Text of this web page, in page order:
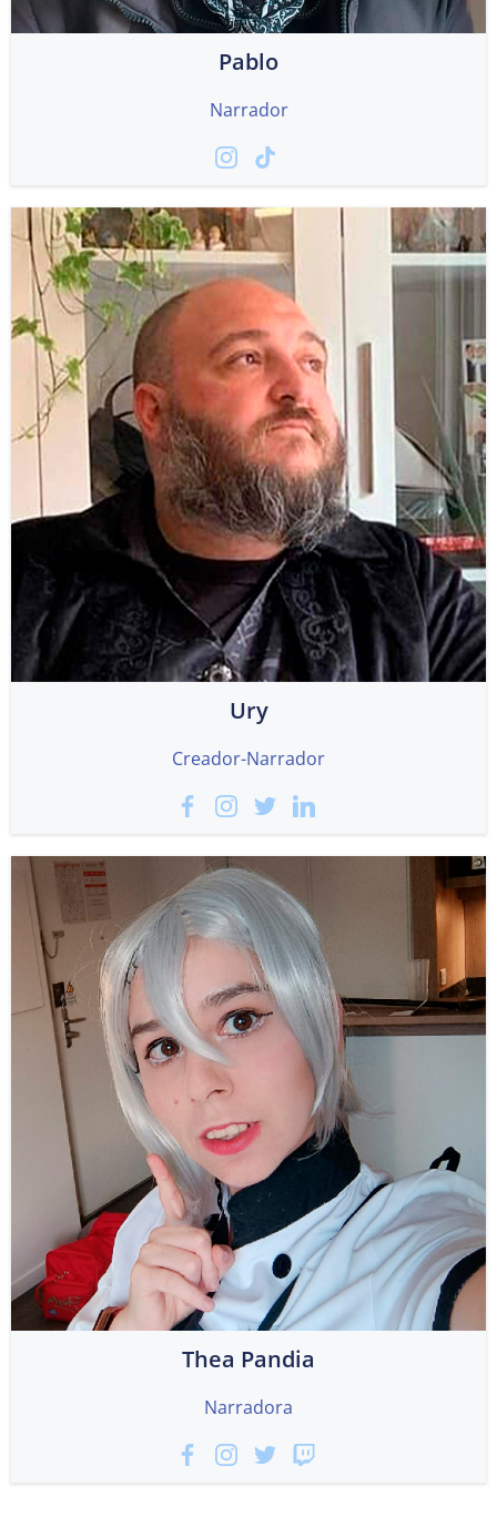
Pablo
Narrador
Ury
Creador-Narrador
Thea Pandia
Narradora